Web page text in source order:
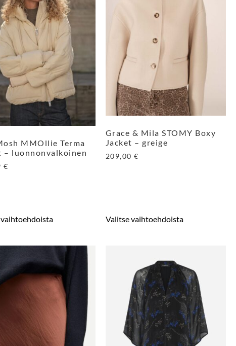
MMOllie Terma
– luonnonvalkoinen
€
Grace & Mila STOMY Boxy
Jacket – greige
209,00€
Valitse vaihtoehdoista